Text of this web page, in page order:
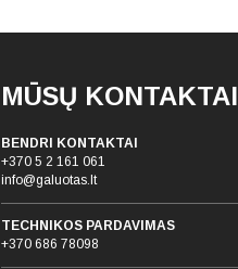
MŪSŲ KONTAKTAI
BENDRI KONTAKTAI
+370 5 2 161 061
info@galuotas.lt
TECHNIKOS PARDAVIMAS
+370 686 78098